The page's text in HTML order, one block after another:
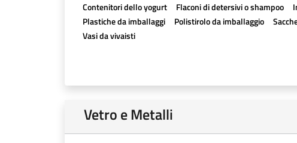
Contenitori dello yogurt
Flaconi di detersivi o shampoo
Plastiche da imballaggi
Polistirolo da imballaggio
Vasi da vivaisti
Vetro e Metalli